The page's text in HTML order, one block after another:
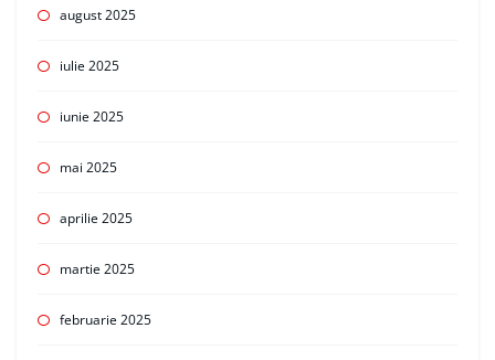
august 2025
iulie 2025
iunie 2025
mai 2025
aprilie 2025
martie 2025
februarie 2025